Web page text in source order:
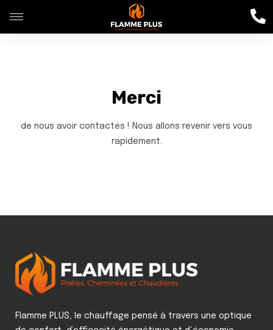
Merci
de nous avoir contactés ! Nous allons revenir vers vous
rapidement.
Flamme PLUS, le chauffage pensé à travers une optique